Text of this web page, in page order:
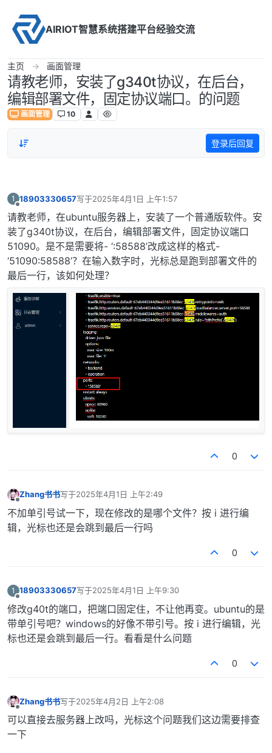
AIRIOT智慧系统搭建平台经验交流
主页 画面管理
请教老师，安装了g340t协议，在后台，
编辑部署文件，固定协议端口。的问题
画面管理 10
登录后回复
1
离线
18903330657写于2025年4月1日 上午1:57
最后由 编辑
请教老师，在ubuntu服务器上，安装了一个普通版软件。安
装了g340t协议，在后台，编辑部署文件，固定协议端口
51090。是不是需要将- ‘:58588’改成这样的格式-
‘51090:58588’？在输入数字时，光标总是跑到部署文件的
最后一行，该如何处理？
0
Zhang书书写于2025年4月1日 上午2:49
最后由 编辑
不加单引号试一下，现在修改的是哪个文件？按 i 进行编
辑，光标也还是会跳到最后一行吗
0
1 18903330657写于2025年4月1日 上午9:30
最后由 编辑
修改g40t的端口，把端口固定住，不让他再变。ubuntu的是
带单引号吧？windows的好像不带引号。按 i 进行编辑，光
标也还是会跳到最后一行。看看是什么问题
0
Zhang书书写于2025年4月2日 上午2:08
最后由 编辑
可以直接去服务器上改吗，光标这个问题我们这边需要排查
一下